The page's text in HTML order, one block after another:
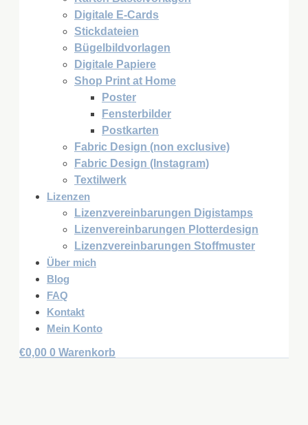
Digitale E-Cards
Stickdateien
Bügelbildvorlagen
Digitale Papiere
Shop Print at Home
Poster
Fensterbilder
Postkarten
Fabric Design (non exclusive)
Fabric Design (Instagram)
Textilwerk
Lizenzen
Lizenzvereinbarungen Digistamps
Lizenvereinbarungen Plotterdesign
Lizenzvereinbarungen Stoffmuster
Über mich
Blog
FAQ
Kontakt
Mein Konto
€0,00 0 Warenkorb